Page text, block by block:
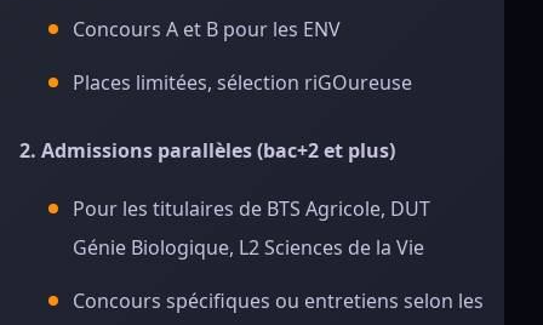
Concours A et B pour les ENV
Places limitées, sélection riGOureuse
2. Admissions parallèles (bac+2 et plus)
Pour les titulaires de BTS Agricole, DUT
Génie Biologique, L2 Sciences de la Vie
Concours spécifiques ou entretiens selon les